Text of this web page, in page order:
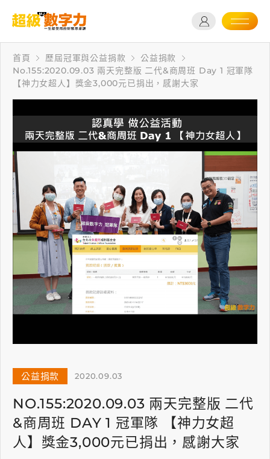
首頁 歷屆冠軍與公益捐款
公益捐款
No.155:2020.09.03 兩天完整版 二代&商周班 Day 1 冠軍隊
【神力女超人】獎金3,000元已捐出，感謝大家
公益捐款 2020.09.03
NO.155:2020.09.03 兩天完整版 二代
&商周班 DAY 1 冠軍隊 【神力女超
人】獎金3,000元已捐出，感謝大家